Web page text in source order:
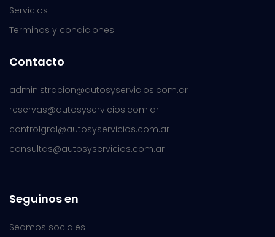
Servicios
Terminos y condiciones
Contacto
administracion@autosyservicios.com.ar
reservas@autosyservicios.com.ar
controlgral@autosyservicios.com.ar
consultas@autosyservicios.com.ar
Seguinos en
Seamos sociales